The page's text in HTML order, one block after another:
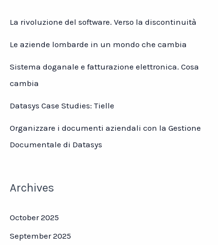
La rivoluzione del software. Verso la discontinuità
Le aziende lombarde in un mondo che cambia
Sistema doganale e fatturazione elettronica. Cosa
cambia
Datasys Case Studies: Tielle
Organizzare i documenti aziendali con la Gestione
Documentale di Datasys
Archives
October 2025
September 2025